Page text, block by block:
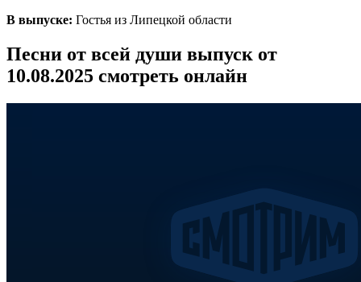
В выпуске: Гостья из Липецкой области
Песни от всей души выпуск от
10.08.2025 смотреть онлайн